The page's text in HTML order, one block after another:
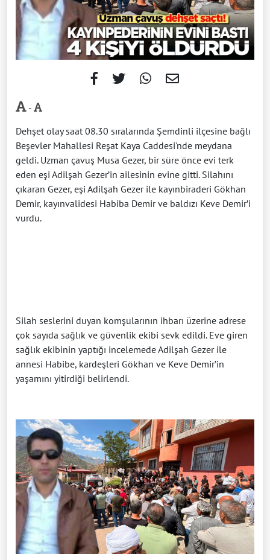
-
Dehşet olay saat 08.30 sıralarında Şemdinli ilçesine bağlı
Beşevler Mahallesi Reşat Kaya Caddesi'nde meydana
geldi. Uzman çavuş Musa Gezer, bir süre önce evi terk
eden eşi Adilşah Gezer’in ailesinin evine gitti. Silahını
çıkaran Gezer, eşi Adilşah Gezer ile kayınbiraderi Gökhan
Demir, kayınvalidesi Habiba Demir ve baldızı Keve Demir’i
vurdu.
Silah seslerini duyan komşularının ihbarı üzerine adrese
çok sayıda sağlık ve güvenlik ekibi sevk edildi. Eve giren
sağlık ekibinin yaptığı incelemede Adilşah Gezer ile
annesi Habibe, kardeşleri Gökhan ve Keve Demir’in
yaşamını yitirdiği belirlendi.